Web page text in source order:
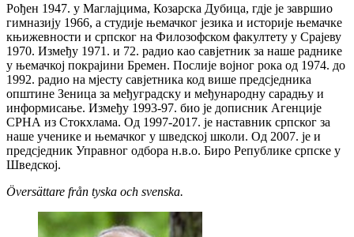
Рођен 1947. у Маглајцима, Козарска Дубица, гдје је завршио
гимназију 1966, а студије њемачког језика и историје њемачке
књижевности и српског на Филозофском факултету у Срајеву
1970. Између 1971. и 72. радио као савјетник за наше раднике
у њемачкој покрајини Бремен. Послије војног рока од 1974. до
1992. радио на мјесту савјетника код више предсједника
општине Зеница за међуградску и међународну сарадњу и
информисање. Између 1993-97. био је дописник Агенције
СРНА из Стокхлама. Од 1997-2017. је наставник српског за
наше ученике и њемачког у шведској школи. Од 2007. је и
предсједник Управног одбора н.в.о. Биро Републике српске у
Шведској.
Översättare från tyska och svenska.